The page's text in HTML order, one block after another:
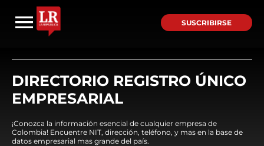
SUSCRIBIRSE
DIRECTORIO REGISTRO ÚNICO
EMPRESARIAL
¡Conozca la información esencial de cualquier empresa de
Colombia! Encuentre NIT, dirección, teléfono, y mas en la base de
datos empresarial mas grande del país.